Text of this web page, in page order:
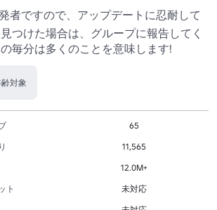
者ですので、アップデートに忍耐して
つけた場合は、グループに報告してく
毎分は多くのことを意味します!
対象
65
11,565
12.0M+
ト
未対応